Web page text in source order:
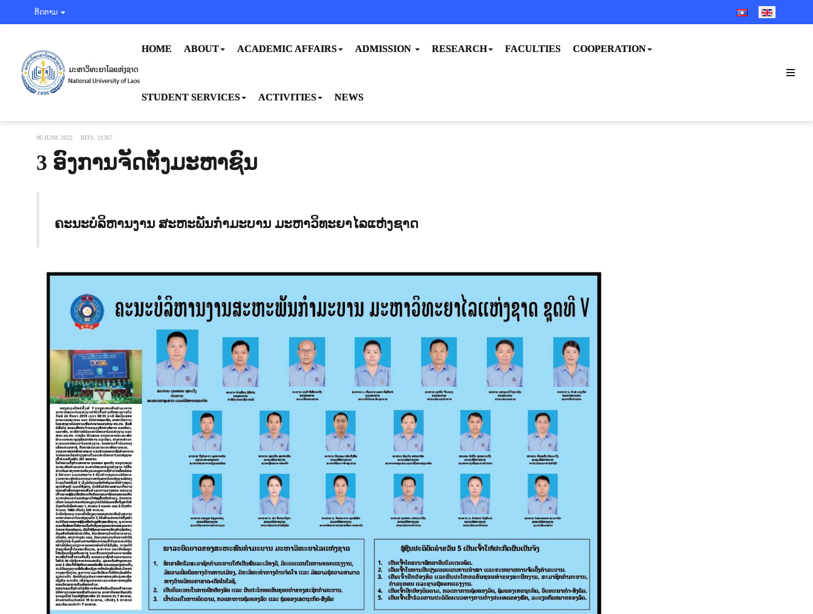
ຕິດຕາມ SELECT YOUR
HOME ABOUT ACADEMIC AFFAIRS ADMISSION RESEARCH FACULTIES COOPERATION
STUDENT SERVICES ACTIVITIES NEWS
06 JUNE 2022 HITS: 21367
3 ອົງການຈັດຕັ້ງມະຫາຊົນ
ຄະນະບໍລິຫານງານ ສະຫະພັນກຳມະບານ ມະຫາວິທະຍາໄລແຫ່ງຊາດ